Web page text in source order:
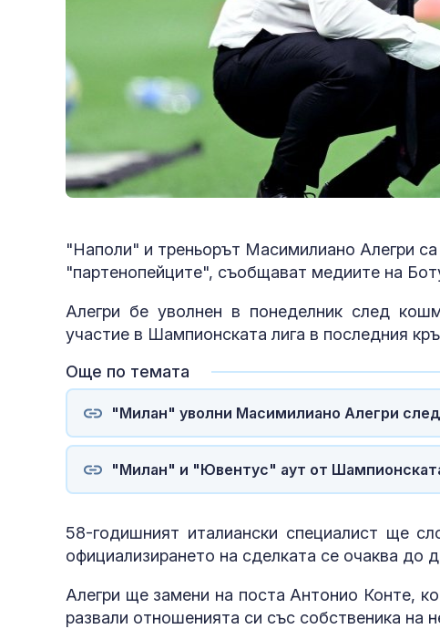
"Наполи" и треньорът Масимилиано Алегри
"партенопейците", съобщават медиите на
Алегри бе уволнен в понеделник след
участие в Шампионската лига в последния
Още по темата
"Милан" уволни Масимилиано Алегри
"Милан" и "Ювентус" аут от
58-годишният италиански специалист ще
официализирането на сделката се очаква до
Алегри ще замени на поста Антонио Конте,
развали отношенията си със собственика на